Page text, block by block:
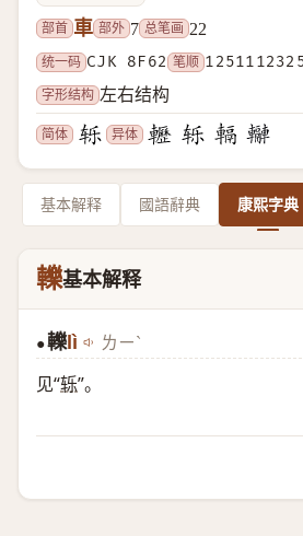
部首 車 部外 7 总笔画 22
统一码 CJK 8F62 笔顺
字形结构 左右结构
简体 异体
基本解释 國語辭典 康熙字典
轢基本解释
●轢lì ㄌㄧˋ
见“轹”。